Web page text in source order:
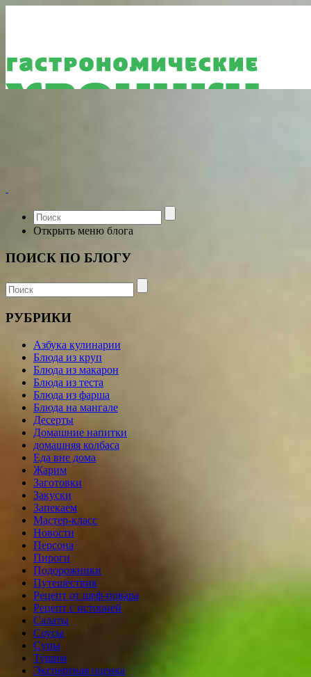
Открыть меню блога
ПОИСК ПО БЛОГУ
РУБРИКИ
Азбука кулинарии
Блюда из круп
Блюда из макарон
Блюда из теста
Блюда из фарша
Блюда на мангале
Десерты
Домашние напитки
домашняя колбаса
Еда вне дома
Жарим
Заготовки
Закуски
Запекаем
Мастер-класс
Новости
Персона
Пироги
Подорожники
Путешествия
Рецепт от шеф-повара
Рецепт с историей
Салаты
Соусы
Супы
Тушим
Экспертная оценка